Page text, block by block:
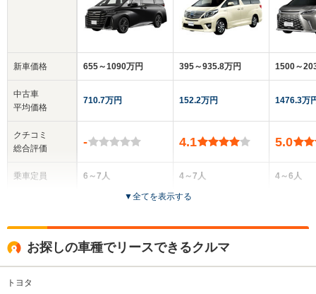
新車価格
中古車
平均価格
クチコミ
総合評価
乗車定員
655～1090万円
710.7万円
-
6～7人
全高
1.95m
395～935.8万円
152.2万円
4.1
4～7人
5ドア
1.91m
1500～
1476.3万
5.0
4～6人
▼全てを表示する
お探しの車種でリースできるクルマ
トヨタ